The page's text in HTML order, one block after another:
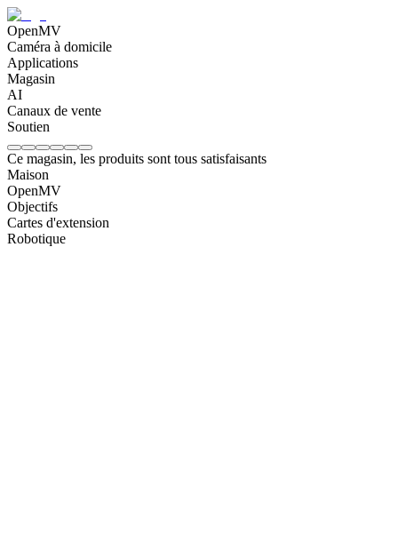
OpenMV
Caméra à domicile
Applications
Magasin
AI
Canaux de vente
Soutien
Ce magasin, les produits sont tous satisfaisants
Maison
OpenMV
Objectifs
Cartes d'extension
Robotique